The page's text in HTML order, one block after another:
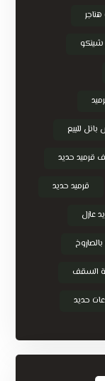
شينكو
للبيع
قرميد حديد
قرميد حديد
عازل
السقف
حديد